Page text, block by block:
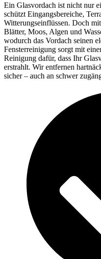
Ein Glasvordach ist nicht nur
schützt Eingangsbereiche,
Witterungseinflüssen. Doch
Blätter, Moos, Algen und
wodurch das Vordach seinen
Fensterreinigung sorgt mit
Reinigung dafür, dass Ihr
erstrahlt. Wir entfernen
sicher – auch an schwer